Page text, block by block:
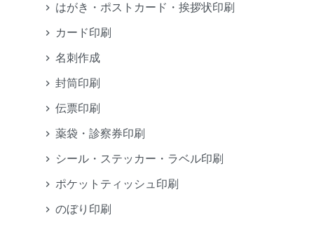
はがき・ポストカード・挨拶状印刷
カード印刷
名刺作成
封筒印刷
伝票印刷
薬袋・診察券印刷
シール・ステッカー・ラベル印刷
ポケットティッシュ印刷
のぼり印刷